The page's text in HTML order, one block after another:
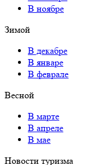
В ноябре
Зимой
В декабре
В январе
В феврале
Весной
В марте
В апреле
В мае
Новости туризма